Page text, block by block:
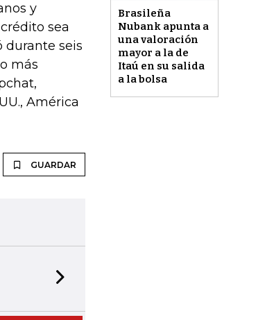
Brasileña
Nubank apunta a
una valoración
mayor a la de
Itaú en su salida
a la bolsa
y
sea
durante seis
más
América
GUARDAR